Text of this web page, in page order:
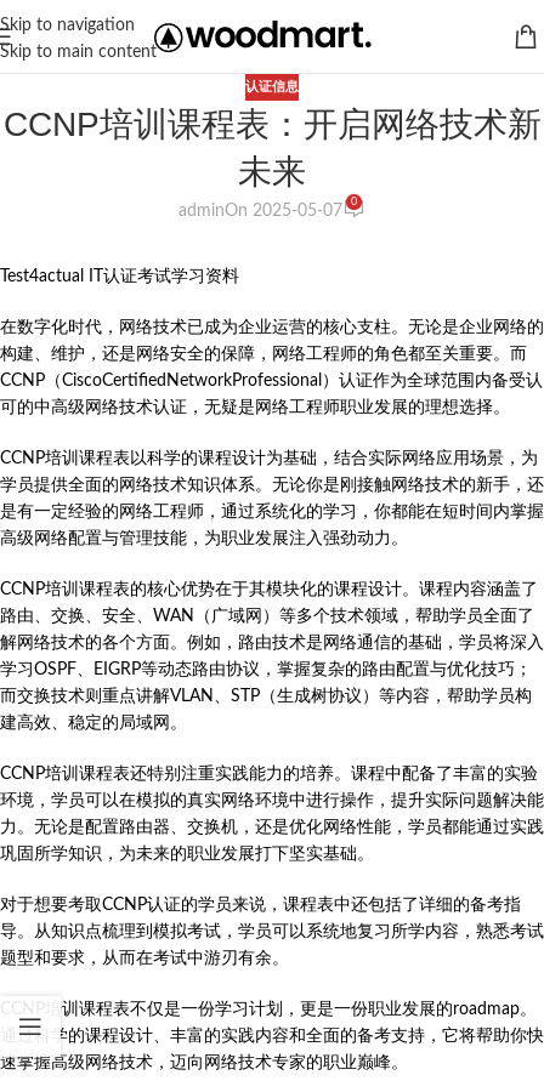
Skip to navigation
Skip to main content
认证信息
CCNP培训课程表：开启网络技术新
未来
adminOn 2025-05-07
0
Test4actual IT认证考试学习资料
在数字化时代，网络技术已成为企业运营的核心支柱。无论是企业网络的
构建、维护，还是网络安全的保障，网络工程师的角色都至关重要。而
CCNP（CiscoCertifiedNetworkProfessional）认证作为全球范围内备受认
可的中高级网络技术认证，无疑是网络工程师职业发展的理想选择。
CCNP培训课程表以科学的课程设计为基础，结合实际网络应用场景，为
学员提供全面的网络技术知识体系。无论你是刚接触网络技术的新手，还
是有一定经验的网络工程师，通过系统化的学习，你都能在短时间内掌握
高级网络配置与管理技能，为职业发展注入强劲动力。
CCNP培训课程表的核心优势在于其模块化的课程设计。课程内容涵盖了
路由、交换、安全、WAN（广域网）等多个技术领域，帮助学员全面了
解网络技术的各个方面。例如，路由技术是网络通信的基础，学员将深入
学习OSPF、EIGRP等动态路由协议，掌握复杂的路由配置与优化技巧；
而交换技术则重点讲解VLAN、STP（生成树协议）等内容，帮助学员构
建高效、稳定的局域网。
CCNP培训课程表还特别注重实践能力的培养。课程中配备了丰富的实验
环境，学员可以在模拟的真实网络环境中进行操作，提升实际问题解决能
力。无论是配置路由器、交换机，还是优化网络性能，学员都能通过实践
巩固所学知识，为未来的职业发展打下坚实基础。
对于想要考取CCNP认证的学员来说，课程表中还包括了详细的备考指
导。从知识点梳理到模拟考试，学员可以系统地复习所学内容，熟悉考试
题型和要求，从而在考试中游刃有余。
CCNP培训课程表不仅是一份学习计划，更是一份职业发展的roadmap。
通过科学的课程设计、丰富的实践内容和全面的备考支持，它将帮助你快
速掌握高级网络技术，迈向网络技术专家的职业巅峰。